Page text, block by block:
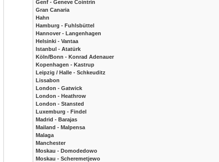
Genf - Geneve Cointrin
Gran Canaria
Hahn
Hamburg - Fuhlsbüttel
Hannover - Langenhagen
Helsinki - Vantaa
Istanbul - Atatürk
Köln/Bonn - Konrad Adenauer
Kopenhagen - Kastrup
Leipzig / Halle - Schkeuditz
Lissabon
London - Gatwick
London - Heathrow
London - Stansted
Luxemburg - Findel
Madrid - Barajas
Mailand - Malpensa
Malaga
Manchester
Moskau - Domodedowo
Moskau - Scheremetjewo